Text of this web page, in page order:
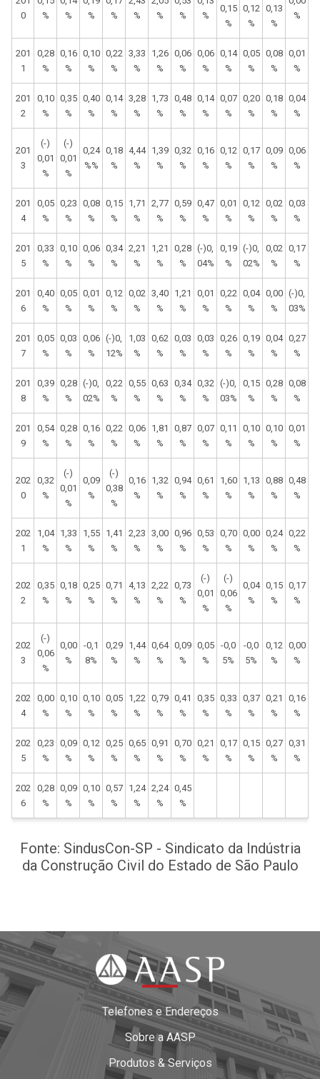
0
%
%
%
%
%
%
%
%
0,15
%
0,12
%
0,13
%
%
201
1
0,28
%
0,16
%
0,10
%
0,22
%
3,33
%
1,26
%
0,06
%
0,06
%
0,14
%
0,05
%
0,08
%
0,01
%
201
2
0,10
%
0,35
%
0,40
%
0,14
%
3,28
%
1,73
%
0,48
%
0,14
%
0,07
%
0,20
%
0,18
%
0,04
%
201
3
(-)
0,01
%
(-)
0,01
%
0,24
%%
0,18
%
4,44
%
1,39
%
0,32
%
0,16
%
0,12
%
0,17
%
0,09
%
0,06
%
201
4
0,05
%
0,23
%
0,08
%
0,15
%
1,71
%
2,77
%
0,59
%
0,47
%
0,01
%
0,12
%
0,02
%
0,03
%
201
5
0,33
%
0,10
%
0,06
%
0,34
%
2,21
%
1,21
%
0,28
%
(-)0,
04%
0,19
%
(-)0,
02%
0,02
%
0,17
%
201
6
0,40
%
0,05
%
0,01
%
0,12
%
0,02
%
3,40
%
1,21
%
0,01
%
0,22
%
0,04
%
0,00
%
(-)0,
03%
201
7
0,05
%
0,03
%
0,06
%
(-)0,
12%
1,03
%
0,62
%
0,03
%
0,03
%
0,26
%
0,19
%
0,04
%
0,27
%
201
8
0,39
%
0,28
%
(-)0,
02%
0,22
%
0,55
%
0,63
%
0,34
%
0,32
%
(-)0,
03%
0,15
%
0,28
%
0,08
%
201
9
0,54
%
0,28
%
0,16
%
0,22
%
0,06
%
1,81
%
0,87
%
0,07
%
0,11
%
0,10
%
0,10
%
0,01
%
202
0
0,32
%
(-)
0,01
%
0,09
%
(-)
0,38
%
0,16
%
1,32
%
0,94
%
0,61
%
1,60
%
1,13
%
0,88
%
0,48
%
202
1
1,04
%
1,33
%
1,55
%
1,41
%
2,23
%
3,00
%
0,96
%
0,53
%
0,70
%
0,00
%
0,24
%
0,22
%
202
2
0,35
%
0,18
%
0,25
%
0,71
%
4,13
%
2,22
%
0,73
%
(-)
0,01
%
(-)
0,06
%
0,04
%
0,15
%
0,17
%
202
3
(-)
0,06
%
0,00
%
-0,1
8%
0,29
%
1,44
%
0,64
%
0,09
%
0,05
%
-0,0
5%
-0,0
5%
0,12
%
0,00
%
202
4
0,00
%
0,10
%
0,10
%
0,05
%
1,22
%
0,79
%
0,41
%
0,35
%
0,33
%
0,37
%
0,21
%
0,16
%
202
5
0,23
%
0,09
%
0,12
%
0,25
%
0,65
%
0,91
%
0,70
%
0,21
%
0,17
%
0,15
%
0,27
%
0,31
%
202
6
0,28
%
0,09
%
0,10
%
0,57
%
1,24
%
2,24
%
0,45
%
Fonte: SindusCon-SP - Sindicato da Indústria
da Construção Civil do Estado de São Paulo
Telefones e Endereços
Sobre a AASP
Produtos & Serviços